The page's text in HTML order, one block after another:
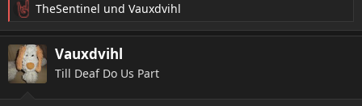
R
e
a
k
t
TheSentinel und Vauxdvihl
Vauxdvihl
Till Deaf Do Us Part